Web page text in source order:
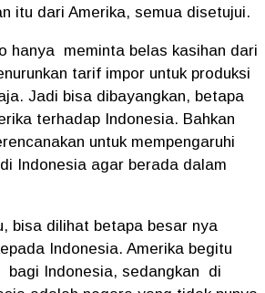
itu dari Amerika, semua disetujui.
hanya meminta belas kasihan dari
tarif impor untuk produksi
Jadi bisa dibayangkan, betapa
terhadap Indonesia. Bahkan
untuk mempengaruhi
Indonesia agar berada dalam
bisa dilihat betapa besar nya
Indonesia. Amerika begitu
bagi Indonesia, sedangkan
di